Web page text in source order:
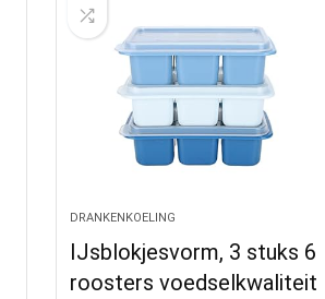
DRANKENKOELING
IJsblokjesvorm, 3 stuks 6
roosters voedselkwaliteit